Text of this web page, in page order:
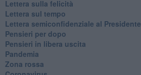
​Lettera sulla felicità
​Lettera sul tempo
Lettera semiconfidenziale al Presidente
Pensieri per dopo
​Pensieri in libera uscita
Pandemia
Zona rossa